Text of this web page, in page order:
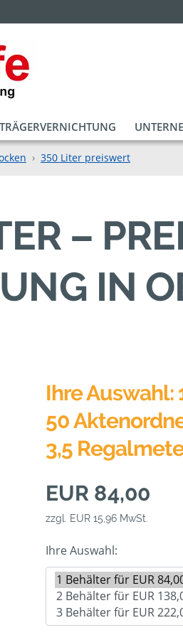
350 Liter preiswert
–
IN
Ihre Auswahl:
50
3,5
EUR 84,00
zzgl. EUR 15,96 MwSt.
Ihre Auswahl: